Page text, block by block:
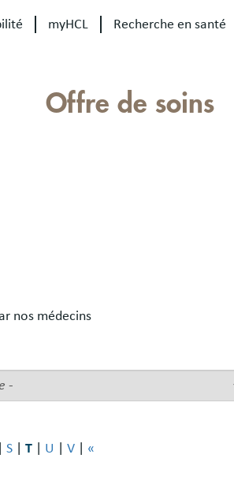
myHCL Recherche en santé
Offre de soins
nos médecins
S T U V «